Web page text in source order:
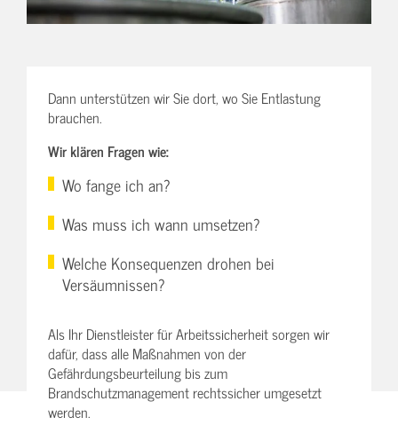
Dann unterstützen wir Sie dort, wo Sie Entlastung
brauchen.
Wir klären Fragen wie:
Wo fange ich an?
Was muss ich wann umsetzen?
Welche Konsequenzen drohen bei
Versäumnissen?
Als Ihr Dienstleister für Arbeitssicherheit sorgen wir
dafür, dass alle Maßnahmen von der
Gefährdungsbeurteilung bis zum
Brandschutzmanagement rechtssicher umgesetzt
werden.